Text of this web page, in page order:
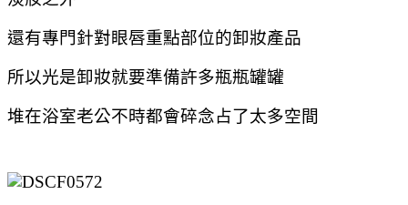
還有專門針對眼唇重點部位的卸妝產品
所以光是卸妝就要準備許多瓶瓶罐罐
堆在浴室老公不時都會碎念占了太多空間